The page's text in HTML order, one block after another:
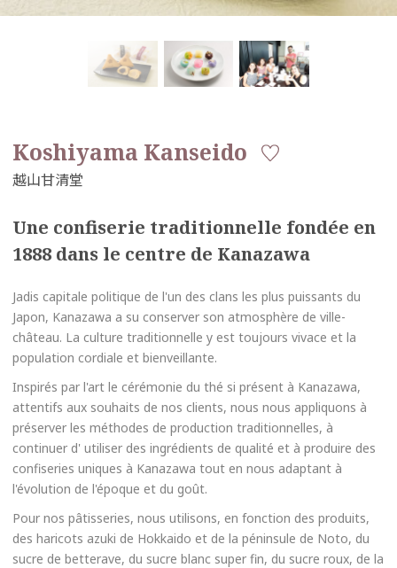
Koshiyama Kanseido
Une confiserie traditionnelle fondée en
1888 dans le centre de Kanazawa
Jadis capitale politique de l'un des clans les plus puissants du
Japon, Kanazawa a su conserver son atmosphère de ville-
château. La culture traditionnelle y est toujours vivace et la
population cordiale et bienveillante.
Inspirés par l'art le cérémonie du thé si présent à Kanazawa,
attentifs aux souhaits de nos clients, nous nous appliquons à
préserver les méthodes de production traditionnelles, à
continuer d' utiliser des ingrédients de qualité et à produire des
confiseries uniques à Kanazawa tout en nous adaptant à
l'évolution de l'époque et du goût.
Pour nos pâtisseries, nous utilisons, en fonction des produits,
des haricots azuki de Hokkaido et de la péninsule de Noto, du
sucre de betterave, du sucre blanc super fin, du sucre roux, de la